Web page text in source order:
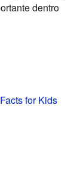
dentro
for Kids